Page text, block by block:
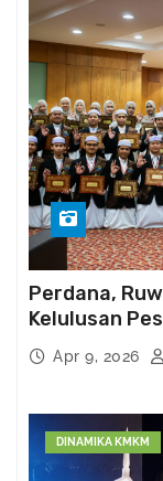
Perdana,
Kelulusan
Apr 9, 2026
DINAMIKA KMKM